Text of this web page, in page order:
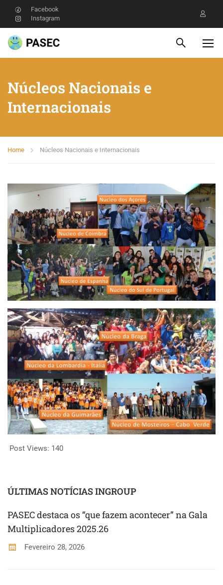
Facebook
Instagram
Núcleos Nacionais e
Internacionais
Home Núcleos Nacionais e Internacionais
Post Views: 140
ÚLTIMAS NOTÍCIAS INGROUP
PASEC destaca os “que fazem acontecer” na Gala
Multiplicadores 2025.26
Fevereiro 28, 2026